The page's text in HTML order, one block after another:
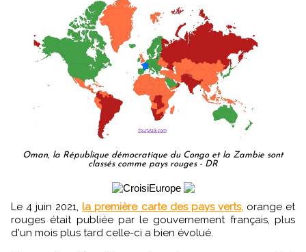
Oman, la République démocratique du Congo et la Zambie sont
classés comme pays rouges - DR
Le 4 juin 2021,la première carte des pays verts,orange et
rouges était publiée par le gouvernement français, plus
d'un mois plus tard celle-ci a bien évolué.